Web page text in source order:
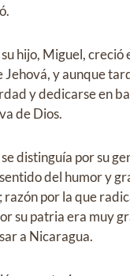
hijo, Miguel, creció
Jehová, y aunque
y dedicarse en
de Dios.
distinguía por su
del humor y
razón por la que
su patria era muy
a Nicaragua.